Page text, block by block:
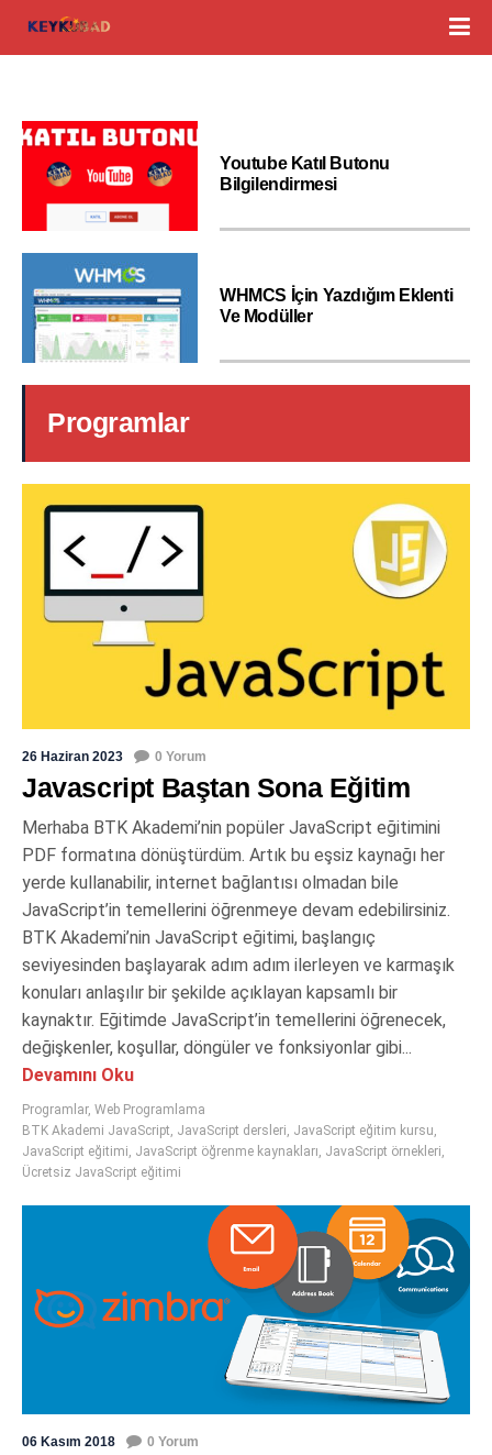
Youtube Katıl Butonu
Bilgilendirmesi
WHMCS İçin Yazdığım Eklenti
Ve Modüller
Programlar
26 Haziran 2023 0 Yorum
Javascript Baştan Sona Eğitim
Merhaba BTK Akademi’nin popüler JavaScript eğitimini
PDF formatına dönüştürdüm. Artık bu eşsiz kaynağı her
yerde kullanabilir, internet bağlantısı olmadan bile
JavaScript’in temellerini öğrenmeye devam edebilirsiniz.
BTK Akademi’nin JavaScript eğitimi, başlangıç
seviyesinden başlayarak adım adım ilerleyen ve karmaşık
konuları anlaşılır bir şekilde açıklayan kapsamlı bir
kaynaktır. Eğitimde JavaScript’in temellerini öğrenecek,
değişkenler, koşullar, döngüler ve fonksiyonlar gibi...
Devamını Oku
Programlar, Web Programlama
BTK Akademi JavaScript JavaScript dersleri JavaScript eğitim kursu
JavaScript eğitimi JavaScript öğrenme kaynakları JavaScript örnekleri
Ücretsiz JavaScript eğitimi
06 Kasım 2018 0 Yorum